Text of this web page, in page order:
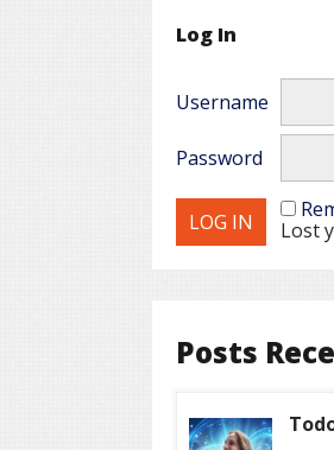
Log In
Username
Password
Lost
Posts